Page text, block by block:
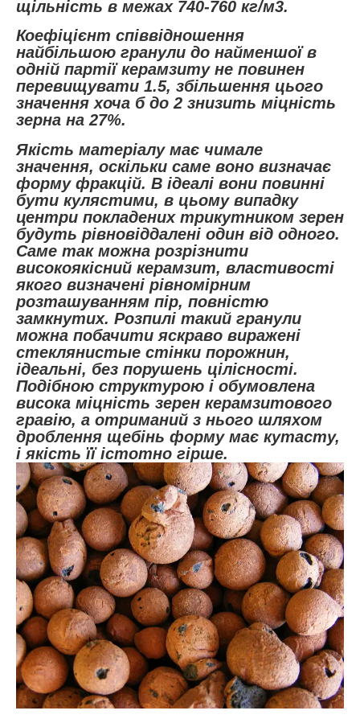
щільність в межах 740-760 кг/м3.
Коефіцієнт співвідношення
найбільшою гранули до найменшої в
одній партії керамзиту не повинен
перевищувати 1.5, збільшення цього
значення хоча б до 2 знизить міцність
зерна на 27%.
Якість матеріалу має чимале
значення, оскільки саме воно визначає
форму фракцій. В ідеалі вони повинні
бути кулястими, в цьому випадку
центри покладених трикутником зерен
будуть рівновіддалені один від одного.
Саме так можна розрізнити
високоякісний керамзит, властивості
якого визначені рівномірним
розташуванням пір, повністю
замкнутих. Розпилі такий гранули
можна побачити яскраво виражені
стеклянистые стінки порожнин,
ідеальні, без порушень цілісності.
Подібною структурою і обумовлена
висока міцність зерен керамзитового
гравію, а отриманий з нього шляхом
дроблення щебінь форму має кутасту,
і якість її істотно гірше.